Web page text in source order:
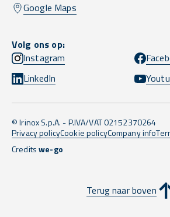
Google Maps
Volg ons op:
Instagram
LinkedIn
© Irinox S.p.A. - P.IVA/VAT 02152370264
Privacy policyCookie policyCompany info
Creditswe-go
Terug naar boven